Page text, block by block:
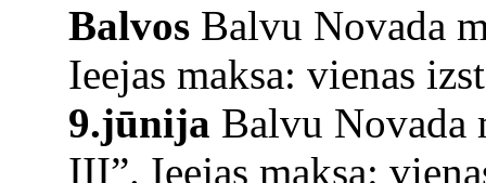
Balvos Balvu Novada
Ieejas maksa: vienas
9.jūnija Balvu Novada
III”. Ieejas maksa: